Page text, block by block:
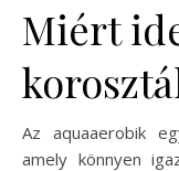
Miért
Az aquaaerobik
amely könnyen